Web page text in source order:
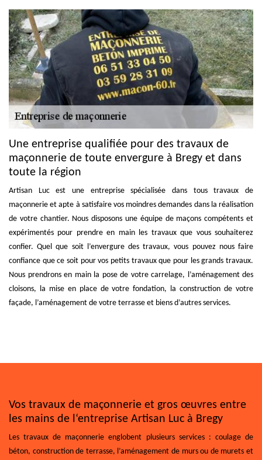
Une entreprise qualifiée pour des travaux de
maçonnerie de toute envergure à Bregy et dans
toute la région
Artisan Luc est une entreprise spécialisée dans tous travaux de
maçonnerie et apte à satisfaire vos moindres demandes dans la réalisation
de votre chantier. Nous disposons une équipe de maçons compétents et
expérimentés pour prendre en main les travaux que vous souhaiterez
confier. Quel que soit l’envergure des travaux, vous pouvez nous faire
confiance que ce soit pour vos petits travaux que pour les grands travaux.
Nous prendrons en main la pose de votre carrelage, l’aménagement des
cloisons, la mise en place de votre fondation, la construction de votre
façade, l’aménagement de votre terrasse et biens d’autres services.
Vos travaux de maçonnerie et gros œuvres entre
les mains de l‘entreprise Artisan Luc à Bregy
Les travaux de maçonnerie englobent plusieurs services : coulage de
béton, construction de terrasse, l’aménagement de murs ou de murets et